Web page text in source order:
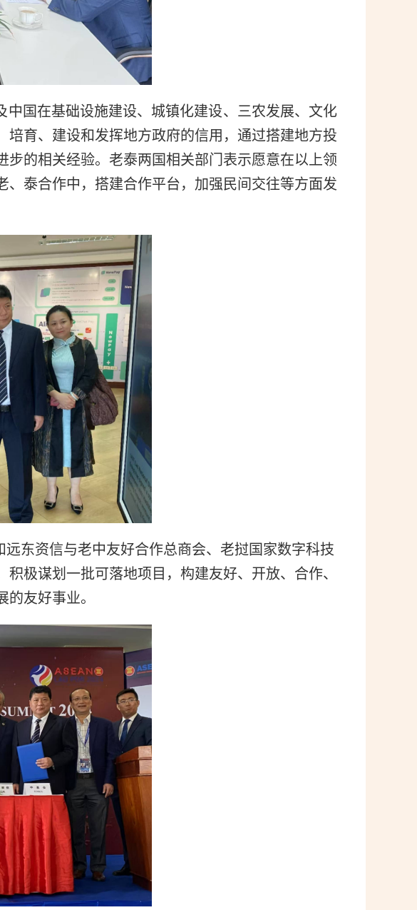
国在基础设施建设、城镇化建设、三农发展、文化
育、建设和发挥地方政府的信用，通过搭建地方投
的相关经验。老泰两国相关部门表示愿意在以上领
泰合作中，搭建合作平台，加强民间交往等方面发
东资信与老中友好合作总商会、老挝国家数字科技
极谋划一批可落地项目，构建友好、开放、合作、
友好事业。